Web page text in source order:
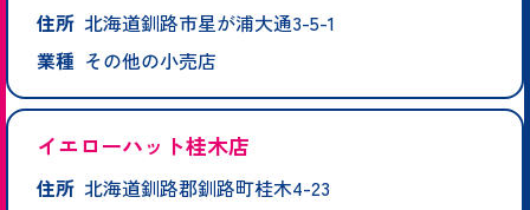
住所 北海道釧路市星が浦大通3-5-1
業種 その他の小売店
イエローハット桂木店
住所 北海道釧路郡釧路町桂木4-23